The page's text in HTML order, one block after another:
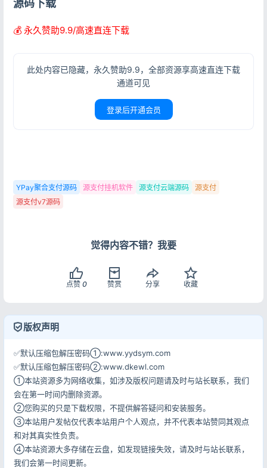
源码下载
💰 永久赞助9.9/高速直连下载
此处内容已隐藏，永久赞助9.9，全部资源享高速直连下载
通道可见
登录后开通会员
YPay聚合支付源码 源支付挂机软件 源支付云端源码
源支付
源支付v7源码
觉得内容不错？我要
点赞 0 赞赏 分享 收藏
版权声明
✅默认压缩包解压密码①:www.yydsym.com
✅默认压缩包解压密码②:www.dkewl.com
①本站资源多为网络收集，如涉及版权问题请及时与站长联系，我们
会在第一时间内删除资源。
②您购买的只是下载权限，不提供解答疑问和安装服务。
③本站用户发帖仅代表本站用户个人观点，并不代表本站赞同其观点
和对其真实性负责。
④本站资源大多存储在云盘，如发现链接失效，请及时与站长联系，
我们会第一时间更新。